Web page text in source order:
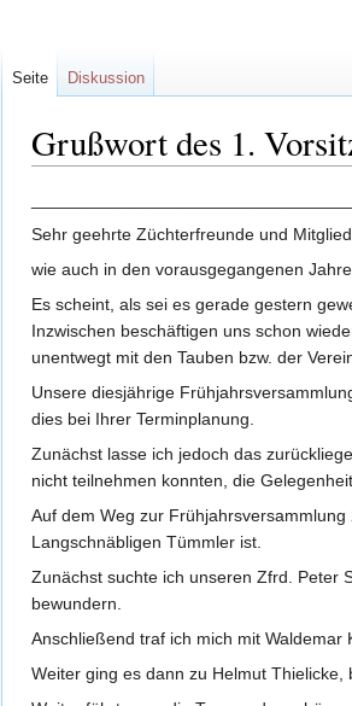
Grußwort des 1.
Navigation
Suche
Sehr geehrte Züchterfreunde und
wie auch in den vorausgegangenen
Es scheint, als sei es gerade gestern
Inzwischen beschäftigen uns schon
unentwegt mit den Tauben bzw. der
Unsere diesjährige
dies bei Ihrer Terminplanung.
Zunächst lasse ich jedoch das
nicht teilnehmen konnten, die
Auf dem Weg zur
Langschnäbligen Tümmler ist.
Zunächst suchte ich unseren Zfrd. Peter
bewundern.
Anschließend traf ich mich mit
Weiter ging es dann zu Helmut
Seite Diskussion